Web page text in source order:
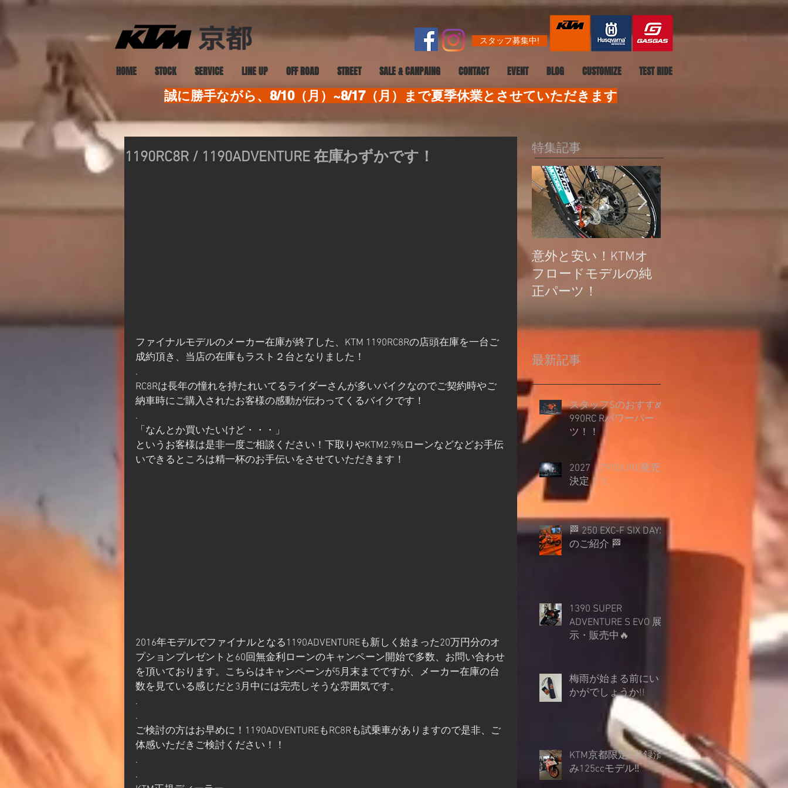
スタッフ募集中!
HOME STOCK SERVICE LINE UP OFF ROAD STREET SALE & CANPAING CONTACT EVENT BLOG CUSTOMIZE TEST RIDE
誠に勝手ながら、8/10（月）~8/17（月）まで夏季休業とさせていただきます
1190RC8R / 1190ADVENTURE 在庫わずかです！
ファイナルモデルのメーカー在庫が終了した、KTM 1190RC8Rの店頭在庫を一台ご
成約頂き、当店の在庫もラスト２台となりました！
.
RC8Rは長年の憧れを持たれいてるライダーさんが多いバイクなのでご契約時やご
納車時にご購入されたお客様の感動が伝わってくるバイクです！
.
「なんとか買いたいけど・・・」
というお客様は是非一度ご相談ください！下取りやKTM2.9%ローンなどなどお手伝
いできるところは精一杯のお手伝いをさせていただきます！
2016年モデルでファイナルとなる1190ADVENTUREも新しく始まった20万円分のオ
プションプレゼントと60回無金利ローンのキャンペーン開始で多数、お問い合わせ
を頂いております。こちらはキャンペーンが5月末までですが、メーカー在庫の台
数を見ている感じだと3月中には完売しそうな雰囲気です。
.
.
ご検討の方はお早めに！1190ADVENTUREもRC8Rも試乗車がありますので是非、ご
体感いただきご検討ください！！
.
.
特集記事
意外と安い！KTMオ
フロードモデルの純
正パーツ！
最新記事
スタッフSのおすすめ
990RC Rパワーパー
ツ！！
2027 790DUKE発売
決定！！
🏁 250 EXC-F SIX DAYS
のご紹介 🏁
1390 SUPER
ADVENTURE S EVO 展
示・販売中🔥
梅雨が始まる前にい
かがでしょうか︎!!
KTM京都限定‼登録済
み125ccモデル‼